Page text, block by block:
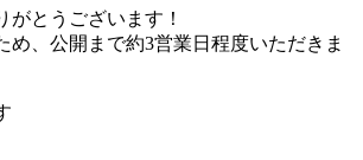
がとうございます！
め、公開まで約3営業日程度いただきま